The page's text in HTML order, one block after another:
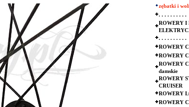
zębatki i
. . . . . . . . . .
ROWERY I
. . . . . . . . . .
ROWERY
ROWERY
ROWERY
damskie
ROWERY
CRUISER
ROWERY
ROWERY